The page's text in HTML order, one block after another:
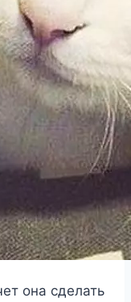
она сделать